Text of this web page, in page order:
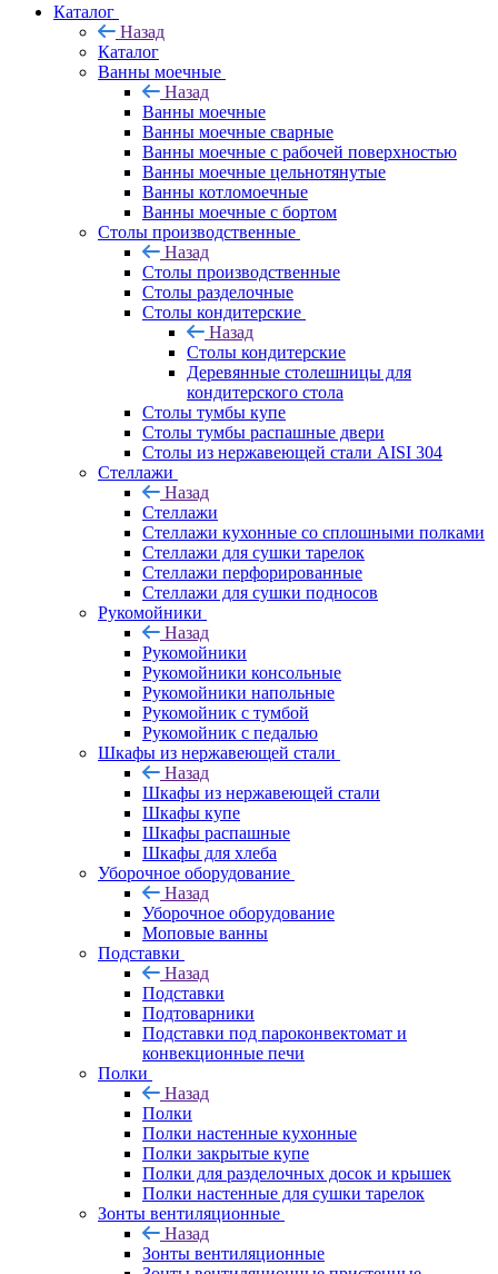
Каталог
Назад
Каталог
Ванны моечные
Назад
Ванны моечные
Ванны моечные сварные
Ванны моечные с рабочей поверхностью
Ванны моечные цельнотянутые
Ванны котломоечные
Ванны моечные с бортом
Столы производственные
Назад
Столы производственные
Столы разделочные
Столы кондитерские
Назад
Столы кондитерские
Деревянные столешницы для
кондитерского стола
Столы тумбы купе
Столы тумбы распашные двери
Столы из нержавеющей стали AISI 304
Стеллажи
Назад
Стеллажи
Стеллажи кухонные со сплошными полками
Стеллажи для сушки тарелок
Стеллажи перфорированные
Стеллажи для сушки подносов
Рукомойники
Назад
Рукомойники
Рукомойники консольные
Рукомойники напольные
Рукомойник с тумбой
Рукомойник с педалью
Шкафы из нержавеющей стали
Назад
Шкафы из нержавеющей стали
Шкафы купе
Шкафы распашные
Шкафы для хлеба
Уборочное оборудование
Назад
Уборочное оборудование
Моповые ванны
Подставки
Назад
Подставки
Подтоварники
Подставки под пароконвектомат и
конвекционные печи
Полки
Назад
Полки
Полки настенные кухонные
Полки закрытые купе
Полки для разделочных досок и крышек
Полки настенные для сушки тарелок
Зонты вентиляционные
Назад
Зонты вентиляционные